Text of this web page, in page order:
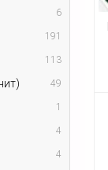
6
191
113
49
1
4
4